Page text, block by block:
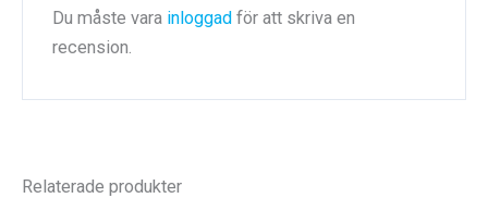
Du måste vara inloggad för att skriva en
recension.
Relaterade produkter